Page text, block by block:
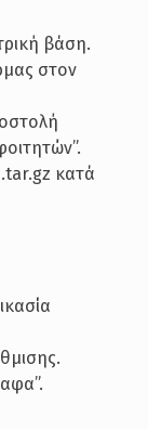
βάση.
στον
κατά